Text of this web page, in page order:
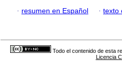
· resumen en Español · texto
Todo el contenido de esta
Licencia